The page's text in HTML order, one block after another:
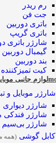
رم ریدر
جت فن
باتری دوربین
باتری گریپ
شارژر باتری
گیمبال دوربین
بند دوربین
کیت تمیز‌کننده
لوازم جانبی
شارژر موبایل و
شارژر دیواری
شارژر فندکی
شارژر بی‌سیم
کابل گوشی (همه